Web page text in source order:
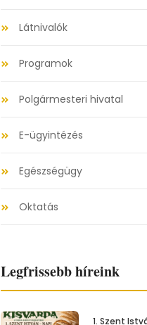
Látnivalók
Programok
Polgármesteri hivatal
E-ügyintézés
Egészségügy
Oktatás
Legfrissebb híreink
1. Szent